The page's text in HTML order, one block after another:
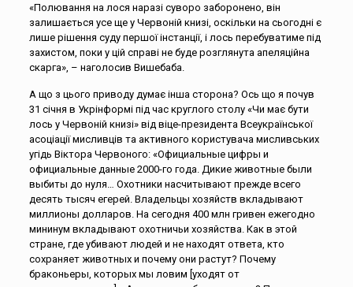
«Полювання на лося наразі суворо заборонено, він
залишається усе ще у Червоній книзі, оскільки на сьогодні є
лише рішення суду першої інстанції, і лось перебуватиме під
захистом, поки у цій справі не буде розглянута апеляційна
скарга», – наголосив Вишебаба.
А що з цього приводу думає інша сторона? Ось що я почув
31 січня в Укрінформі під час круглого столу «Чи має бути
лось у Червоній книзі» від віце-президента Всеукраїнської
асоціації мисливців та активного користувача мисливських
угідь Віктора Червоного: «Официальные цифры и
официальные данные 2000-го года. Дикие животные были
выбиты до нуля… Охотники насчитывают прежде всего
десять тысяч егерей. Владельцы хозяйств вкладывают
миллионы долларов. На сегодня 400 млн гривен ежегодно
мининум вкладывают охотничьи хозяйства. Как в этой
стране, где убивают людей и не находят ответа, кто
сохраняет животных и почему они растут? Почему
браконьеры, которых мы ловим [уходят от